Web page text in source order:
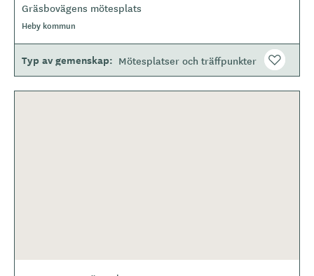
Gräsbovägens mötesplats
Heby kommun
Typ av gemenskap Mötesplatser och träffpunkter